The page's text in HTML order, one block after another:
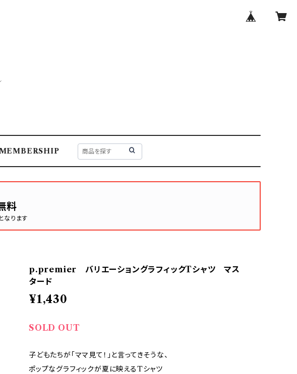
料
なります
p.premier バリエーショングラフィックTシャツ マス
タード
¥1,430
SOLD OUT
子どもたちが「ママ見て！」と言ってきそうな、
ポップなグラフィックが夏に映えるTシャツ